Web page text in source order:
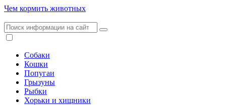
Чем кормить животных
Собаки
Кошки
Попугаи
Грызуны
Рыбки
Хорьки и хищники